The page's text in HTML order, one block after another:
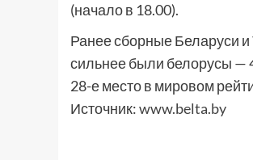
(начало в 18.00).
Ранее сборные Беларуси и
сильнее были белорусы —
28-е место в мировом
Источник:www.belta.by